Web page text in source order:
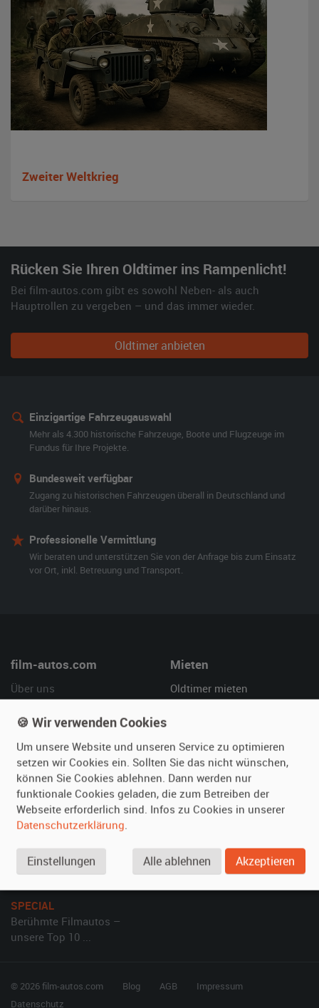
Zweiter Weltkrieg
Rücken Sie Ihren Oldtimer ins Rampenlicht!
Bei film-autos.com gibt es sowohl Neben- als auch
Hauptrollen zu vergeben – und das immer wieder.
Oldtimer anbieten
Einzigartige Fahrzeugauswahl
Mehr als 4.300 historische Fahrzeuge, Boote und Flugzeuge im
Fundus für Ihre Projekte.
Bundesweit verfügbar
Zugang zu historischen Fahrzeugen überall in Deutschland und
darüber hinaus.
Professionelle Vermittlung
Wir beraten und unterstützen Sie von der Anfrage bis zum Einsatz
vor Ort, inkl. Betreuung und Transport.
film-autos.com
Über uns
Referenzen
Kundenmeinungen
Mieten
Oldtimer mieten
Service
Vermieten
Oldtimer anmelden
Fotos senden
Fragen für Vermieter
Inserat verwalten
Hilfe
Häufige Fragen (FAQ)
Kontakt
SPECIAL
Berühmte Filmautos –
unsere Top 10 ...
© 2026 film-autos.com Blog AGB
Impressum
Datenschutz
🍪 Wir verwenden Cookies
Um unsere Website und unseren Service zu optimieren
setzen wir Cookies ein. Sollten Sie das nicht wünschen,
können Sie Cookies ablehnen. Dann werden nur
funktionale Cookies geladen, die zum Betreiben der
Webseite erforderlich sind. Infos zu Cookies in unserer
Datenschutzerklärung.
Einstellungen Alle ablehnen Akzeptieren